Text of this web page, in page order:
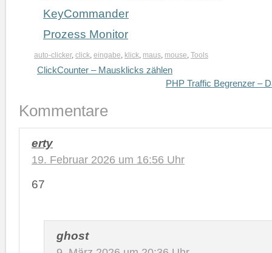
KeyCommander
Prozess Monitor
auto-clicker, click, eingabe, klick, maus, mouse, Tools
ClickCounter – Mausklicks zählen
PHP Traffic Begrenzer –
Kommentare
erty
19. Februar 2026 um 16:56 Uhr
67
ghost